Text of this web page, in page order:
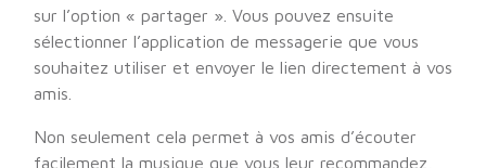
sur l’option « partager ». Vous pouvez ensuite
sélectionner l’application de messagerie que vous
souhaitez utiliser et envoyer le lien directement à vos
amis.
Non seulement cela permet à vos amis d’écouter
facilement la musique que vous leur recommandez,